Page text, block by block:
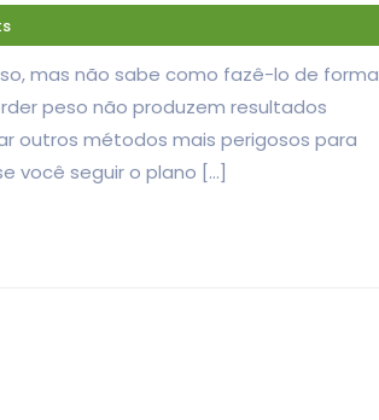
mas não sabe como fazê-lo de forma
peso não produzem resultados
outros métodos mais perigosos para
você seguir o plano […]